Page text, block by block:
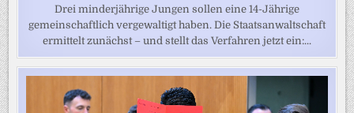
Drei minderjährige Jungen sollen eine 14-Jährige
gemeinschaftlich vergewaltigt haben. Die Staatsanwaltschaft
ermittelt zunächst – und stellt das Verfahren jetzt ein:...